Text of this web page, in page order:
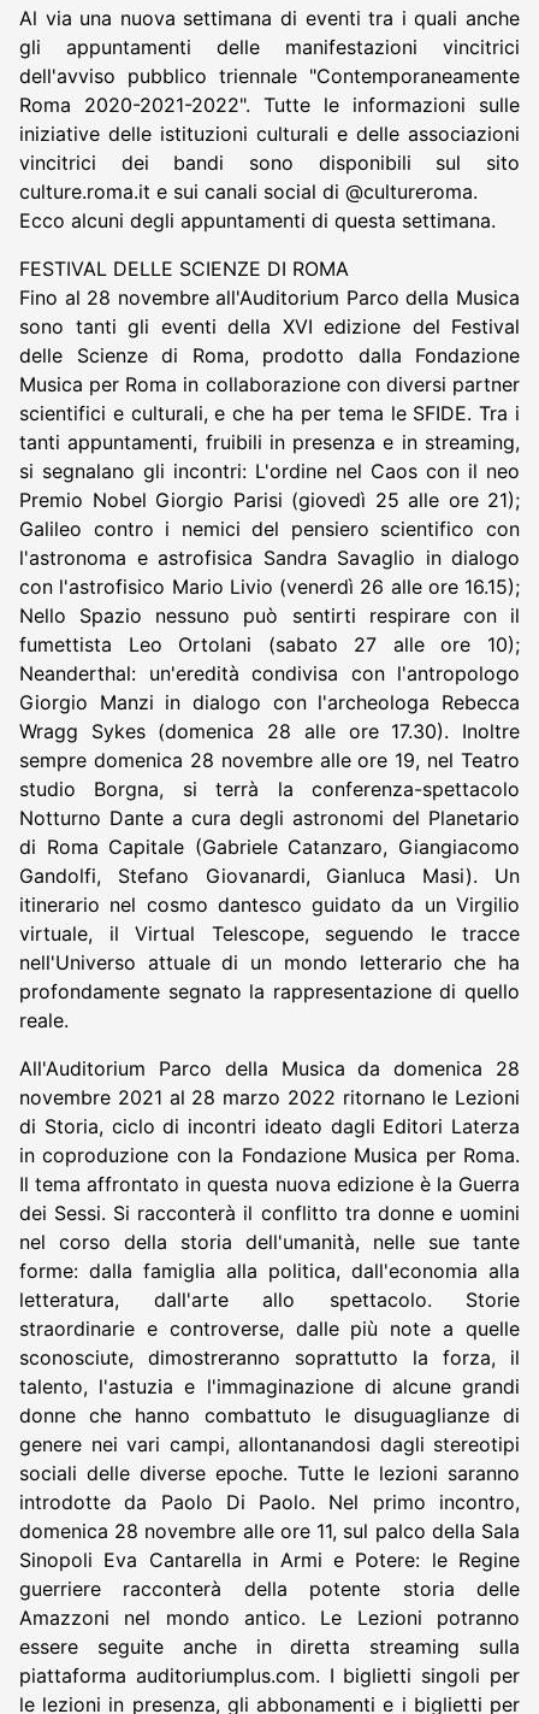
Al via una nuova settimana di eventi tra i quali anche
gli appuntamenti delle manifestazioni vincitrici
dell'avviso pubblico triennale "Contemporaneamente
Roma 2020-2021-2022". Tutte le informazioni sulle
iniziative delle istituzioni culturali e delle associazioni
vincitrici dei bandi sono disponibili sul sito
culture.roma.it e sui canali social di @cultureroma.
Ecco alcuni degli appuntamenti di questa settimana.
FESTIVAL DELLE SCIENZE DI ROMA
Fino al 28 novembre all'Auditorium Parco della Musica
sono tanti gli eventi della XVI edizione del Festival
delle Scienze di Roma, prodotto dalla Fondazione
Musica per Roma in collaborazione con diversi partner
scientifici e culturali, e che ha per tema le SFIDE. Tra i
tanti appuntamenti, fruibili in presenza e in streaming,
si segnalano gli incontri: L'ordine nel Caos con il neo
Premio Nobel Giorgio Parisi (giovedì 25 alle ore 21);
Galileo contro i nemici del pensiero scientifico con
l'astronoma e astrofisica Sandra Savaglio in dialogo
con l'astrofisico Mario Livio (venerdì 26 alle ore 16.15);
Nello Spazio nessuno può sentirti respirare con il
fumettista Leo Ortolani (sabato 27 alle ore 10);
Neanderthal: un'eredità condivisa con l'antropologo
Giorgio Manzi in dialogo con l'archeologa Rebecca
Wragg Sykes (domenica 28 alle ore 17.30). Inoltre
sempre domenica 28 novembre alle ore 19, nel Teatro
studio Borgna, si terrà la conferenza-spettacolo
Notturno Dante a cura degli astronomi del Planetario
di Roma Capitale (Gabriele Catanzaro, Giangiacomo
Gandolfi, Stefano Giovanardi, Gianluca Masi). Un
itinerario nel cosmo dantesco guidato da un Virgilio
virtuale, il Virtual Telescope, seguendo le tracce
nell'Universo attuale di un mondo letterario che ha
profondamente segnato la rappresentazione di quello
reale.
All'Auditorium Parco della Musica da domenica 28
novembre 2021 al 28 marzo 2022 ritornano le Lezioni
di Storia, ciclo di incontri ideato dagli Editori Laterza
in coproduzione con la Fondazione Musica per Roma.
Il tema affrontato in questa nuova edizione è la Guerra
dei Sessi. Si racconterà il conflitto tra donne e uomini
nel corso della storia dell'umanità, nelle sue tante
forme: dalla famiglia alla politica, dall'economia alla
letteratura, dall'arte allo spettacolo. Storie
straordinarie e controverse, dalle più note a quelle
sconosciute, dimostreranno soprattutto la forza, il
talento, l'astuzia e l'immaginazione di alcune grandi
donne che hanno combattuto le disuguaglianze di
genere nei vari campi, allontanandosi dagli stereotipi
sociali delle diverse epoche. Tutte le lezioni saranno
introdotte da Paolo Di Paolo. Nel primo incontro,
domenica 28 novembre alle ore 11, sul palco della Sala
Sinopoli Eva Cantarella in Armi e Potere: le Regine
guerriere racconterà della potente storia delle
Amazzoni nel mondo antico. Le Lezioni potranno
essere seguite anche in diretta streaming sulla
piattaforma auditoriumplus.com. I biglietti singoli per
le lezioni in presenza, gli abbonamenti e i biglietti per